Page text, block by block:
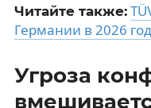
Читайте также:
Германии в 2026
Угроза